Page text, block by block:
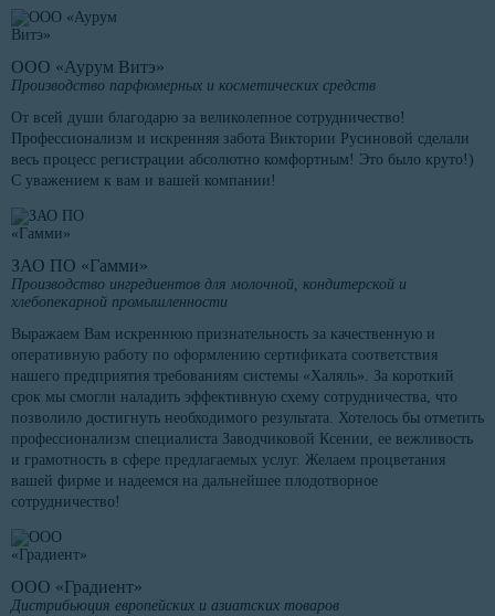
ООО «Аурум Витэ»
Производство парфюмерных и косметических средств
От всей души благодарю за великолепное сотрудничество!
Профессионализм и искренняя забота Виктории Русиновой сделали
весь процесс регистрации абсолютно комфортным! Это было круто!)
С уважением к вам и вашей компании!
ЗАО ПО «Гамми»
Производство ингредиентов для молочной, кондитерской и
хлебопекарной промышленности
Выражаем Вам искреннюю признательность за качественную и
оперативную работу по оформлению сертификата соответствия
нашего предприятия требованиям системы «Халяль». За короткий
срок мы смогли наладить эффективную схему сотрудничества, что
позволило достигнуть необходимого результата. Хотелось бы отметить
профессионализм специалиста Заводчиковой Ксении, ее вежливость
и грамотность в сфере предлагаемых услуг. Желаем процветания
вашей фирме и надеемся на дальнейшее плодотворное
сотрудничество!
ООО «Градиент»
Дистрибьюция европейских и азиатских товаров